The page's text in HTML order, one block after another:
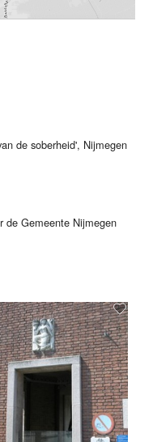
de soberheid', Nijmegen
de Gemeente Nijmegen